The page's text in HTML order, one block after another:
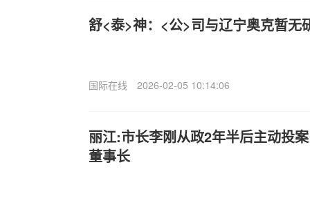
舒<泰>神：<公>司与辽宁奥克暂无
国际在线 2026-02-05 10:14:06
丽江:市长李刚从政2年半后主动投
董事长